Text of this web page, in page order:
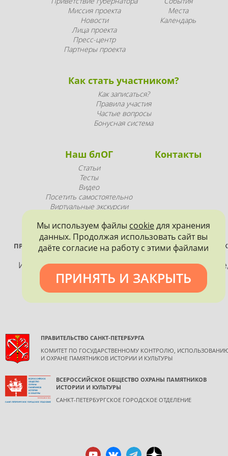
Миссия проекта
Новости
Лица проекта
Пресс-центр
Партнеры проекта
Места
Календарь
Как стать участником?
Как записаться?
Правила участия
Частые вопросы
Бонусная система
Наш блОГ
Статьи
Тесты
Видео
Посетить самостоятельно
Виртуальные экскурсии
Контакты
ПРОЕКТ РЕАЛИЗУЕТСЯ ПРИ ПОДДЕРЖКЕ ПРАВИТЕЛЬСТВА
ПЕТЕРБУРГА
Использование материалов, размещенных на
допускается только с согласия правообладателя и
обязательной ссылкой на источник информации.
ПРАВИТЕЛЬСТВО САНКТ-ПЕТЕРБУРГА
КОМИТЕТ ПО ГОСУДАРСТВЕННОМУ КОНТРОЛЮ,
И ОХРАНЕ ПАМЯТНИКОВ ИСТОРИИ И КУЛЬТУРЫ
ВСЕРОССИЙСКОЕ ОБЩЕСТВО ОХРАНЫ ПАМЯТНИКОВ
ИСТОРИИ И КУЛЬТУРЫ
САНКТ-ПЕТЕРБУРГСКОЕ ГОРОДСКОЕ ОТДЕЛЕНИЕ
Мы используем файлы cookieдля хранения
данных. Продолжая использовать сайт вы
даёте согласие на работу с этими файлами
ПРИНЯТЬ И ЗАКРЫТЬ